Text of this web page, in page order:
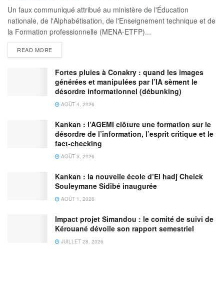
Un faux communiqué attribué au ministère de l'Éducation
nationale, de l'Alphabétisation, de l'Enseignement technique et de
la Formation professionnelle (MENA-ETFP)...
READ MORE
Fortes pluies à Conakry : quand les images
générées et manipulées par l’IA sèment le
désordre informationnel (débunking)
AOÛT 4, 2026
Kankan : l’AGEMI clôture une formation sur le
désordre de l’information, l’esprit critique et le
fact-checking
AOÛT 3, 2026
Kankan : la nouvelle école d’El hadj Cheick
Souleymane Sidibé inaugurée
AOÛT 1, 2026
Impact projet Simandou : le comité de suivi de
Kérouané dévoile son rapport semestriel
JUILLET 28, 2026